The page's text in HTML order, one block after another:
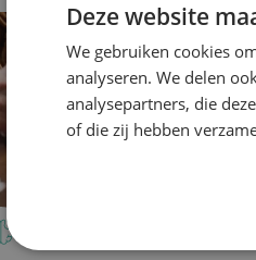
Deze website
We gebruiken cookies
analyseren. We delen
analysepartners, die
of die zij hebben